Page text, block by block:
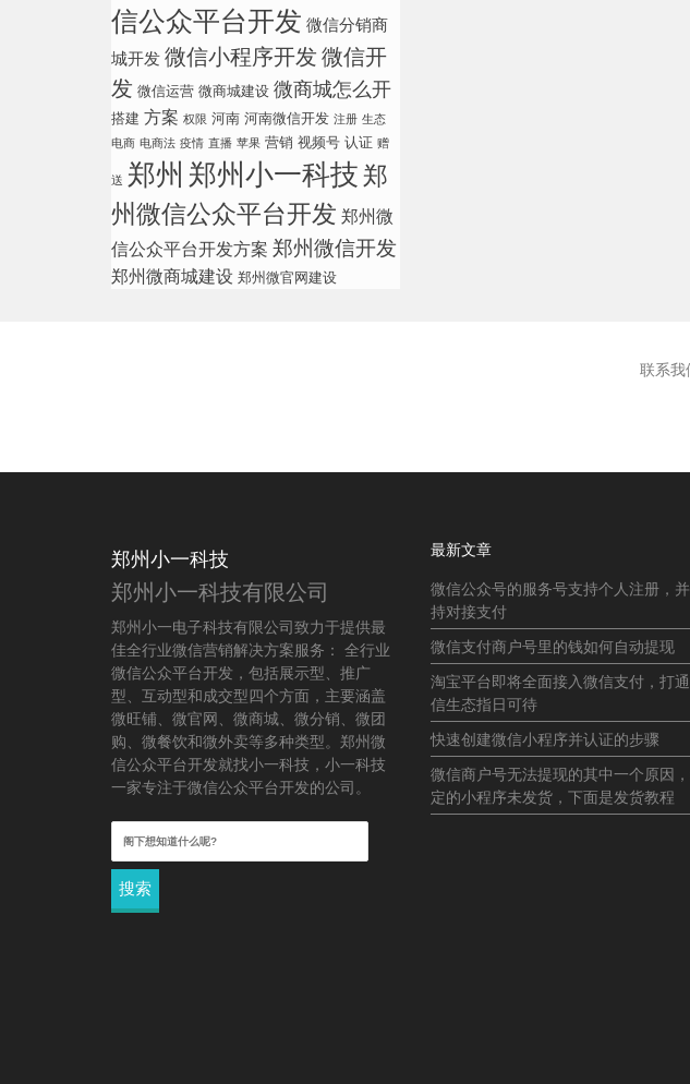
信公众平台开发 微信分销商
城开发 微信小程序开发微信开
发 微信运营 微商城建设 微商城怎么开
搭建 方案 权限 河南 河南微信开发 注册 生态
电商 电商法 疫情 直播 苹果 营销 视频号 认证 赠
送 郑州 郑州小一科技郑
州微信公众平台开发 郑州微
信公众平台开发方案 郑州微信开发
郑州微商城建设 郑州微官网建设
联系
郑州小一科技
郑州小一科技有限公司
郑州小一电子科技有限公司致力于提供最
佳全行业微信营销解决方案服务： 全行业
微信公众平台开发，包括展示型、推广
型、互动型和成交型四个方面，主要涵盖
微旺铺、微官网、微商城、微分销、微团
购、微餐饮和微外卖等多种类型。郑州微
信公众平台开发就找小一科技，小一科技
一家专注于微信公众平台开发的公司。
搜
索：
最新文章
微信公众号的服务号支持个人注册，
持对接支付
微信支付商户号里的钱如何自动提现
淘宝平台即将全面接入微信支付，打
信生态指日可待
快速创建微信小程序并认证的步骤
微信商户号无法提现的其中一个原因
定的小程序未发货，下面是发货教程